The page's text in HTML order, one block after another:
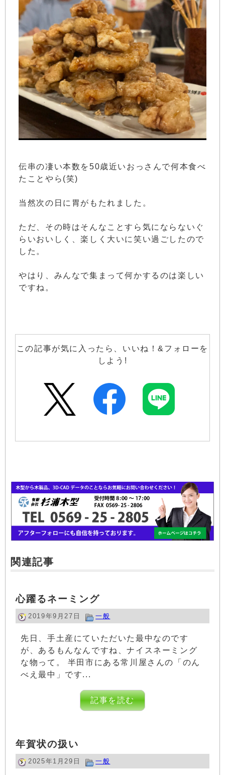
伝串の凄い本数を50歳近いおっさんで何本食べ
たことやら(笑)
当然次の日に胃がもたれました。
ただ、その時はそんなことすら気にならないぐ
らいおいしく、楽しく大いに笑い過ごしたので
した。
やはり、みんなで集まって何かするのは楽しい
ですね。
この記事が気に入ったら、いいね！&フォローを
しよう!
関連記事
心躍るネーミング
2019年9月27日 一般
先日、手土産にていただいた最中なのです
が、あるもんなんですね、ナイスネーミング
な物って。 半田市にある常川屋さんの「のん
べえ最中」です...
記事を読む
年賀状の扱い
2025年1月29日 一般